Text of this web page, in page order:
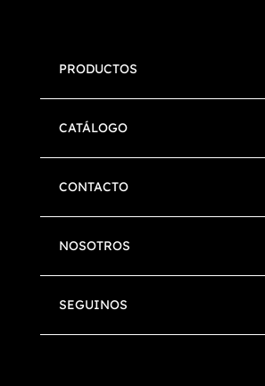
PRODUCTOS
CATÁLOGO
CONTACTO
NOSOTROS
SEGUINOS